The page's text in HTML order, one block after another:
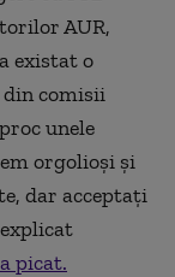
AUR,
existat o
comisii
unele
orgolioși și
dar acceptați
picat.